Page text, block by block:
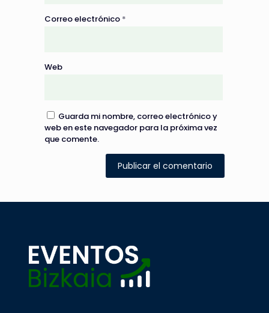
Correo electrónico *
Web
Guarda mi nombre, correo electrónico y
web en este navegador para la próxima vez
que comente.